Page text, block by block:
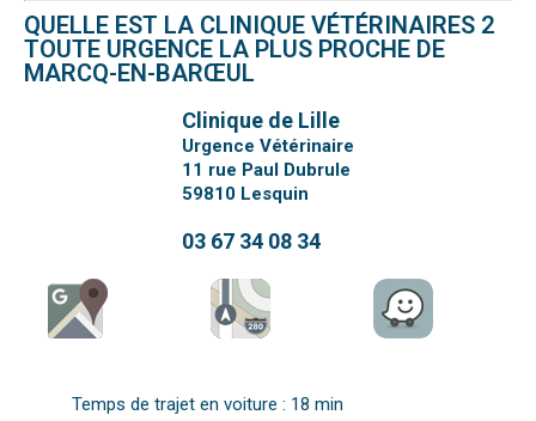
QUELLE EST LA CLINIQUE VÉTÉRINAIRES 2
TOUTE URGENCE LA PLUS PROCHE DE
MARCQ-EN-BARŒUL
Clinique de Lille
Urgence Vétérinaire
11 rue Paul Dubrule
59810 Lesquin
03 67 34 08 34
Temps de trajet en voiture : 18 min